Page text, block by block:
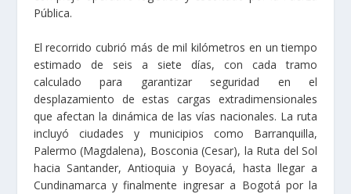
Pública.
El recorrido cubrió más de mil kilómetros en un tiempo
estimado de seis a siete días, con cada tramo
calculado para garantizar seguridad en el
desplazamiento de estas cargas extradimensionales
que afectan la dinámica de las vías nacionales. La ruta
incluyó ciudades y municipios como Barranquilla,
Palermo (Magdalena), Bosconia (Cesar), la Ruta del Sol
hacia Santander, Antioquia y Boyacá, hasta llegar a
Cundinamarca y finalmente ingresar a Bogotá por la